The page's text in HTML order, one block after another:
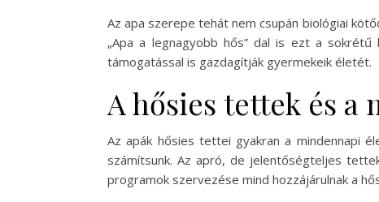
Az apa szerepe tehát nem csupán biológiai
„Apa a legnagyobb hős” dal is ezt a sokrétű
támogatással is gazdagítják gyermekeik életét.
A hősies tettek és
Az apák hősies tettei gyakran a mindennapi
számítsunk. Az apró, de jelentőségteljes
programok szervezése mind hozzájárulnak a